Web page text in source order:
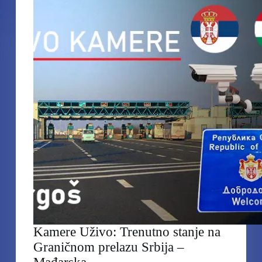
–
Bugarska
Kamere Uživo: Trenutno stanje na
Graničnom prelazu Srbija –